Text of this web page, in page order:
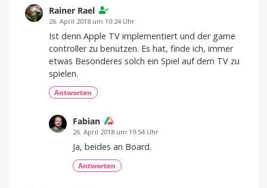
Rainer Rael
26. April 2018 um 10:24 Uhr
Ist denn Apple TV implementiert und der game
controller zu benutzen. Es hat, finde ich, immer
etwas Besonderes solch ein Spiel auf dem TV zu
spielen.
Antworten
Fabian
26. April 2018 um 19:54 Uhr
Ja, beides an Board.
Antworten